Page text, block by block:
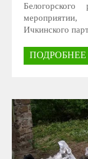
Ичкинского
ПОДРОБНЕЕ